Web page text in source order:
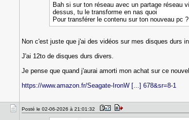
Bah si sur ton réseau avec un partage réseau
dessus, tu le transforme en nas quoi
Pour transférer le contenu sur ton nouveau pc ?
Non c'est juste que j'ai des vidéos sur mes disques durs
J'ai 12to de disques durs divers.
Je pense que quand j'aurai amorti mon achat sur ce
https://www.amazon.fr/Seagate-IronW [...] 678&sr=8-1
Posté le 02-06-2026 à 21:01:32